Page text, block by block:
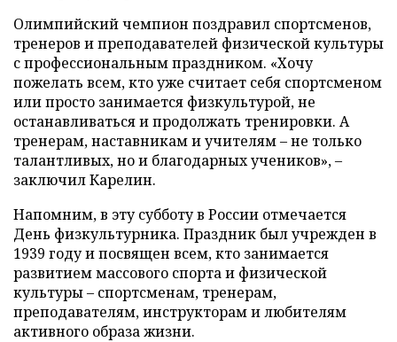
Олимпийский чемпион поздравил спортсменов,
тренеров и преподавателей физической культуры
с профессиональным праздником. «Хочу
пожелать всем, кто уже считает себя спортсменом
или просто занимается физкультурой, не
останавливаться и продолжать тренировки. А
тренерам, наставникам и учителям – не только
талантливых, но и благодарных учеников», –
заключил Карелин.
Напомним, в эту субботу в России отмечается
День физкультурника. Праздник был учрежден в
1939 году и посвящен всем, кто занимается
развитием массового спорта и физической
культуры – спортсменам, тренерам,
преподавателям, инструкторам и любителям
активного образа жизни.